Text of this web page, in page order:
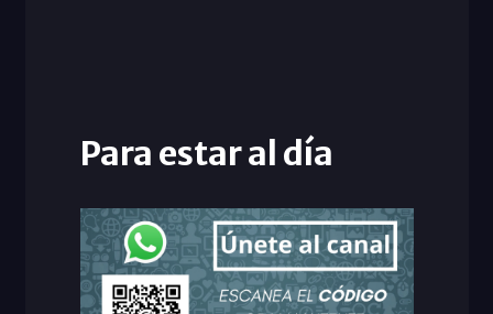
Para estar al día